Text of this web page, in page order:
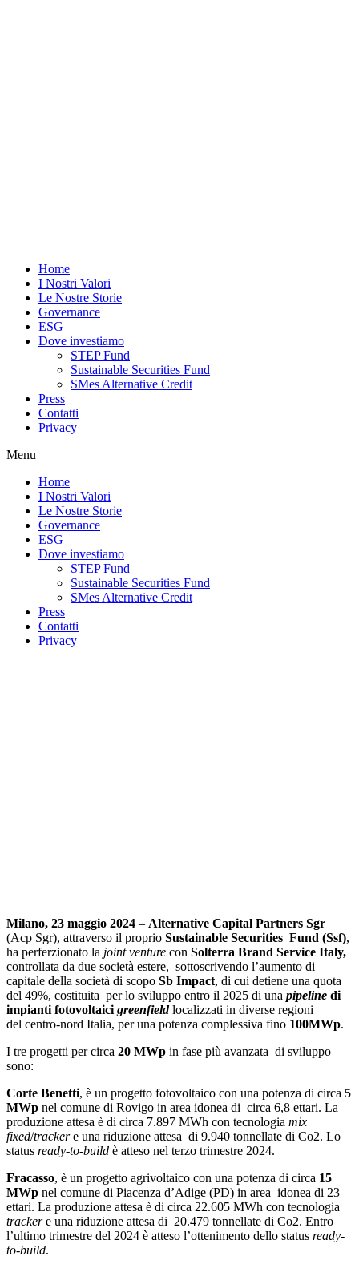
Home
I Nostri Valori
Le Nostre Storie
Governance
ESG
Dove investiamo
STEP Fund
Sustainable Securities Fund
SMes Alternative Credit
Press
Contatti
Privacy
Menu
Home
I Nostri Valori
Le Nostre Storie
Governance
ESG
Dove investiamo
STEP Fund
Sustainable Securities Fund
SMes Alternative Credit
Press
Contatti
Privacy
Milano, 23 maggio 2024 – Alternative Capital Partners Sgr
(Acp Sgr), attraverso il proprio Sustainable Securities Fund (Ssf),
ha perferzionato la joint venture con Solterra Brand Service Italy,
controllata da due società estere, sottoscrivendo l’aumento di
capitale della società di scopo Sb Impact, di cui detiene una quota
del 49%, costituita per lo sviluppo entro il 2025 di una pipeline di
impianti fotovoltaici greenfieldlocalizzati in diverse regioni
del centro-nord Italia, per una potenza complessiva fino 100MWp.
I tre progetti per circa 20 MWp in fase più avanzata di sviluppo
sono:
Corte Benetti, è un progetto fotovoltaico con una potenza di circa 5
MWp nel comune di Rovigo in area idonea di circa 6,8 ettari. La
produzione attesa è di circa 7.897 MWh con tecnologia mix
fixed/trackere una riduzione attesa di 9.940 tonnellate di Co2. Lo
status ready-to-build è atteso nel terzo trimestre 2024.
Fracasso, è un progetto agrivoltaico con una potenza di circa 15
MWp nel comune di Piacenza d’Adige (PD) in area idonea di 23
ettari. La produzione attesa è di circa 22.605 MWh con tecnologia
trackere una riduzione attesa di 20.479 tonnellate di Co2. Entro
l’ultimo trimestre del 2024 è atteso l’ottenimento dello status ready-
to-build.